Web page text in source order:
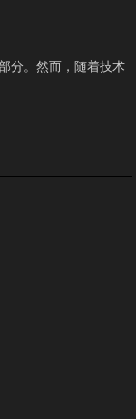
分。然而，随着技术